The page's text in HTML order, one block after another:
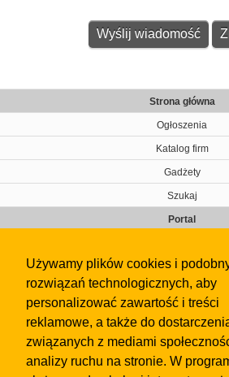
Używamy plików cookies i
rozwiązań technologicznych, aby
personalizować zawartość i treści
reklamowe, a także do
związanych z mediami
analizy ruchu na stronie. W
Strona główna
Ogłoszenia
Katalog firm
Gadżety
Szukaj
Portal
Kontakt
Regulamin
Gazeta
Olkusz